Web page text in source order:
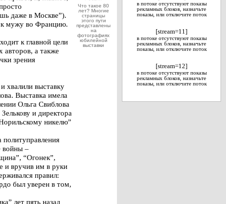
даже в Москве”).
к мужу во Францию.
к главной цели
авторов, а также
зрения
хвалили выставку
Выставка имела
Ольга Свиблова
и директора
никелю”
войны –
“Огонек”,
и вручив им в руки
правил:
был уверен в том,
лет пять назад
Что такое 80
лет? Многие
страницы
этого пути
представлены
на
фотографиях
юбилейной
выставки
в потоке отсутствуют показы
рекламных блоков, назначьте
показы, или отключите поток
[stream=11]
в потоке отсутствуют показы
рекламных блоков, назначьте
показы, или отключите поток
[stream=12]
в потоке отсутствуют показы
рекламных блоков, назначьте
показы, или отключите поток